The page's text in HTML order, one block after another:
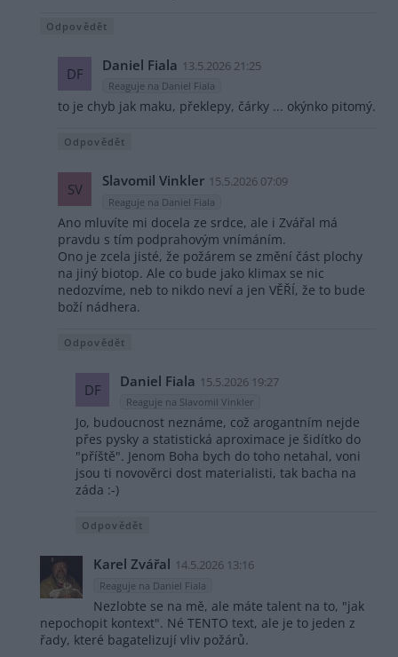
Odpovědět
DF Daniel Fiala 13.5.2026 21:25
Reaguje na Daniel Fiala
to je chyb jak maku, překlepy, čárky ... okýnko pitomý.
Odpovědět
SV Slavomil Vinkler 15.5.2026 07:09
Reaguje na Daniel Fiala
Ano mluvíte mi docela ze srdce, ale i Zvářal má
pravdu s tím podprahovým vnímáním.
Ono je zcela jisté, že požárem se změní část plochy
na jiný biotop. Ale co bude jako klimax se nic
nedozvíme, neb to nikdo neví a jen VĚŘÍ, že to bude
boží nádhera.
Odpovědět
DF Daniel Fiala 15.5.2026 19:27
Reaguje na Slavomil Vinkler
Jo, budoucnost neznáme, což arogantním nejde
přes pysky a statistická aproximace je šidítko do
"příště". Jenom Boha bych do toho netahal, voni
jsou ti novověrci dost materialisti, tak bacha na
záda :-)
Odpovědět
Karel Zvářal 14.5.2026 13:16
Reaguje na Daniel Fiala
Nezlobte se na mě, ale máte talent na to, "jak
nepochopit kontext". Né TENTO text, ale je to jeden z
řady, které bagatelizují vliv požárů.